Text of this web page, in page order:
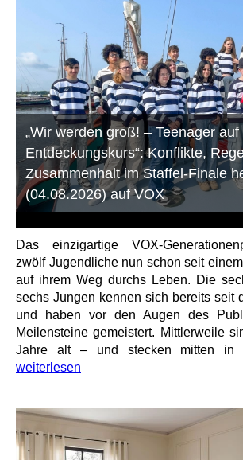
„Wir werden groß! – Teenager auf
Entdeckungskurs“: Konflikte,
Zusammenhalt im Staffel-Finale
(04.08.2026) auf VOX
Das einzigartige VOX-
zwölf Jugendliche nun schon seit
auf ihrem Weg durchs Leben. Die
sechs Jungen kennen sich bereits seit
und haben vor den Augen des
Meilensteine gemeistert. Mittlerweile
Jahre alt – und stecken mitten in
weiterlesen